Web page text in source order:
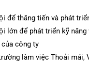
để thăng tiến và phát
lớn để phát triển kỹ
của công ty
làm việc Thoải mái,